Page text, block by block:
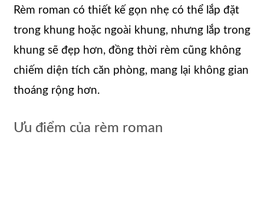
Rèm roman có thiết kế gọn nhẹ có thể lắp đặt
trong khung hoặc ngoài khung, nhưng lắp trong
khung sẽ đẹp hơn, đồng thời rèm cũng không
chiếm diện tích căn phòng, mang lại không gian
thoáng rộng hơn.
Ưu điểm của rèm roman